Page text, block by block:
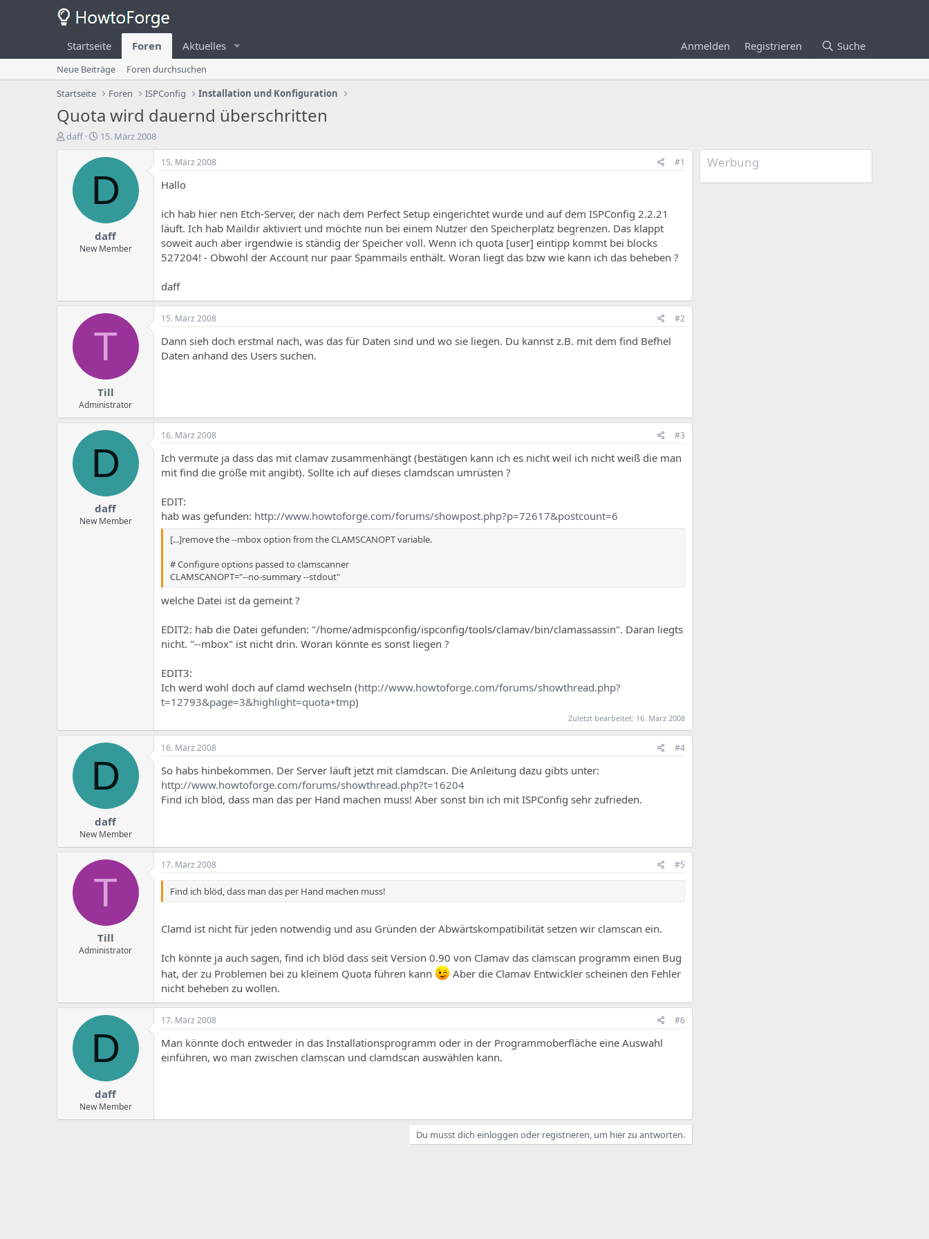
Startseite Foren Aktuelles Anmelden Registrieren Suche
Neue Beiträge
Foren durchsuchen
Startseite
Foren ISPConfig Installation und Konfiguration
Quota wird dauernd überschritten
E
daff
E
s
l
u
n
g
15. März 2008
D
daff
New Member
15. März 2008 #1
Hallo
ich hab hier nen Etch-Server, der nach dem Perfect Setup eingerichtet wurde und auf dem ISPConfig 2.2.21
läuft. Ich hab Maildir aktiviert und möchte nun bei einem Nutzer den Speicherplatz begrenzen. Das klappt
soweit auch aber irgendwie is ständig der Speicher voll. Wenn ich quota [user] eintipp kommt bei blocks
527204! - Obwohl der Account nur paar Spammails enthält. Woran liegt das bzw wie kann ich das beheben ?
daff
T
Till
Administrator
15. März 2008 #2
Dann sieh doch erstmal nach, was das für Daten sind und wo sie liegen. Du kannst z.B. mit dem find Befhel
Daten anhand des Users suchen.
D
daff
New Member
16. März 2008 #3
Ich vermute ja dass das mit clamav zusammenhängt (bestätigen kann ich es nicht weil ich nicht weiß die man
mit find die größe mit angibt). Sollte ich auf dieses clamdscan umrüsten ?
EDIT:
hab was gefunden: http://www.howtoforge.com/forums/showpost.php?p=72617&postcount=6
[...]remove the --mbox option from the CLAMSCANOPT variable.
# Configure options passed to clamscanner
CLAMSCANOPT="--no-summary --stdout"
welche Datei ist da gemeint ?
EDIT2: hab die Datei gefunden: "/home/admispconfig/ispconfig/tools/clamav/bin/clamassassin". Daran liegts
nicht. "--mbox" ist nicht drin. Woran könnte es sonst liegen ?
EDIT3:
Ich werd wohl doch auf clamd wechseln (http://www.howtoforge.com/forums/showthread.php?
t=12793&page=3&highlight=quota+tmp)
Zuletzt bearbeitet: 16. März 2008
D
daff
New Member
16. März 2008 #4
So habs hinbekommen. Der Server läuft jetzt mit clamdscan. Die Anleitung dazu gibts unter:
http://www.howtoforge.com/forums/showthread.php?t=16204
Find ich blöd, dass man das per Hand machen muss! Aber sonst bin ich mit ISPConfig sehr zufrieden.
T
Till
Administrator
17. März 2008 #5
Find ich blöd, dass man das per Hand machen muss!
Clamd ist nicht für jeden notwendig und asu Gründen der Abwärtskompatibilität setzen wir clamscan ein.
Ich könnte ja auch sagen, find ich blöd dass seit Version 0.90 von Clamav das clamscan programm einen Bug
hat, der zu Problemen bei zu kleinem Quota führen kann
Aber die Clamav Entwickler scheinen den Fehler
nicht beheben zu wollen.
D
daff
New Member
17. März 2008 #6
Man könnte doch entweder in das Installationsprogramm oder in der Programmoberfläche eine Auswahl
einführen, wo man zwischen clamscan und clamdscan auswählen kann.
Du musst dich einloggen oder registrieren, um hier zu antworten.
Werbung